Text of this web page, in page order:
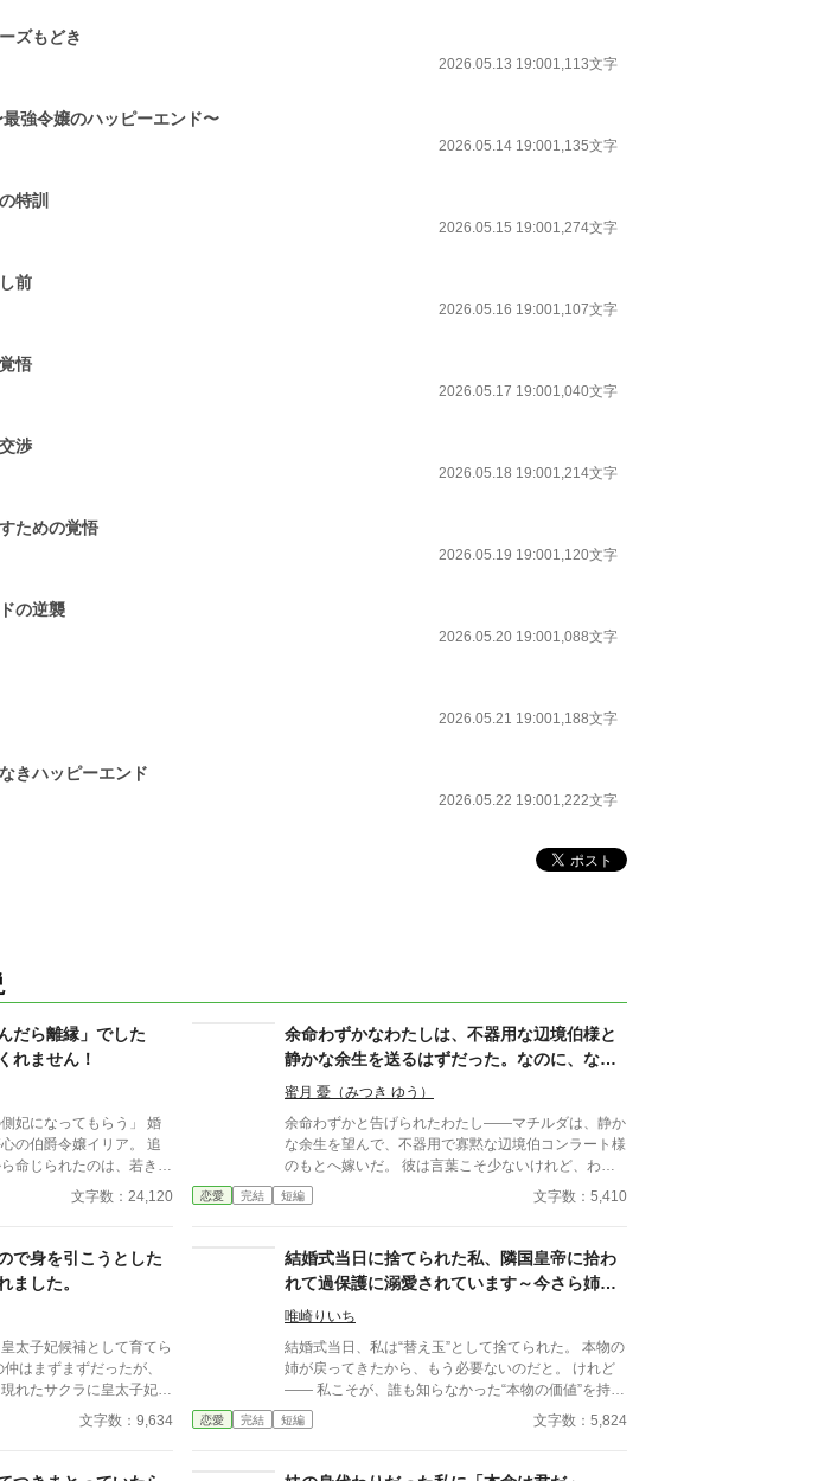
ズもどき
2026.05.13 19:001,113文字
強令嬢のハッピーエンド〜
2026.05.14 19:001,135文字
特訓
2026.05.15 19:001,274文字
前
2026.05.16 19:001,107文字
悟
2026.05.17 19:001,040文字
渉
2026.05.18 19:001,214文字
ための覚悟
2026.05.19 19:001,120文字
の逆襲
2026.05.20 19:001,088文字
2026.05.21 19:001,188文字
きハッピーエンド
2026.05.22 19:001,222文字
だら離縁」でした
れません！
妃になってもらう」 婚
伯爵令嬢イリア。 追
命じられたのは、若き国
た。 しかし、王
ぎを産んだら離縁」とい
「用が済んだら去れ」と
よりも孤独の中にいるこ
身
めて……！？ 「離縁
心を乱しておいて、逃
文字数：24,120
余命わずかなわたしは、不器用な辺境伯様と
静かな余生を送るはずだった。なのに、な
ぜ"明日"の日記はもう『あなたへの愛の言
蜜月 憂（みつき ゆう）
余命わずかと告げられたわたし――マチルダは、静か
な余生を望んで、不器用で寡黙な辺境伯コンラート様
のもとへ嫁いだ。 彼は言葉こそ少ないけれど、わた
しの一日一日を、まるで宝物のように大切にしてくれ
る。 ――ただ一つ。ときどき、時間が飛ぶのです。
次の朝の光の中に。 そして何より不思議なのは―
―"明日"のわたしの日記が、もう、わたしの筆跡で、
『今日もあなたと生きられて、幸せ』と、埋まってい
ること。 わたしの時間は、いったい、どうなってい
るの。ねえ、コンラート様。あなたは、何を、わたし
に隠しているの。 ※二人にとっては、最初から最後
までハッピーエンドです。 ※ほの暗いホラー風味
（人間の狂気・執着）と切なさがありますが、ヒロイ
ンは絶対に傷つかず、"彼女自身のまま"深く愛されて
恋愛 完結 短編 文字数：5,410
で身を引こうとした
ました。
太子妃候補として育てら
れたサクラに皇太子妃の
り国外追放されて、のた
二年前の16歳のある日
文字数：9,634
結婚式当日に捨てられた私、隣国皇帝に拾わ
れて過保護に溺愛されています～今さら姉を
選んだ王子が後悔しても手遅れです～
唯崎りいち
結婚式当日、私は“替え玉”として捨てられた。 本物の
姉が戻ってきたから、もう必要ないのだと。 けれど
—— 私こそが、誰も知らなかった“本物の価値”を持っ
ていた。 世界でただ一人、すべてを癒す力。 そし
て、その価値を知るただ一人の人が、皇帝となって私
当に必要とされる場所へ辿り着く物語。
恋愛 完結 短編 文字数：5,824